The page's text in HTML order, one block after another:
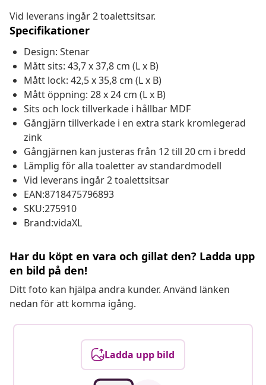
Vid leverans ingår 2 toalettsitsar.
Specifikationer
Design: Stenar
Mått sits: 43,7 x 37,8 cm (L x B)
Mått lock: 42,5 x 35,8 cm (L x B)
Mått öppning: 28 x 24 cm (L x B)
Sits och lock tillverkade i hållbar MDF
Gångjärn tillverkade i en extra stark kromlegerad
zink
Gångjärnen kan justeras från 12 till 20 cm i bredd
Lämplig för alla toaletter av standardmodell
Vid leverans ingår 2 toalettsitsar
EAN:8718475796893
SKU:275910
Brand:vidaXL
Har du köpt en vara och gillat den? Ladda upp
en bild på den!
Ditt foto kan hjälpa andra kunder. Använd länken
nedan för att komma igång.
Ladda upp bild